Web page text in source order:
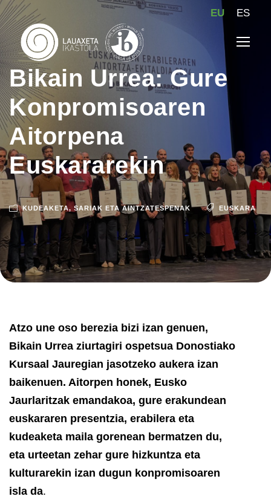
EU ES
Bikain Urrea: Gure
Konpromisoaren
Aitorpena
Euskararekin
KUDEAKETA, SARIAK ETA AINTZATESPENAK EUSKARA
Atzo une oso berezia bizi izan genuen,
Bikain Urrea ziurtagiri ospetsua Donostiako
Kursaal Jauregian jasotzeko aukera izan
baikenuen. Aitorpen honek, Eusko
Jaurlaritzak emandakoa, gure erakundean
euskararen presentzia, erabilera eta
kudeaketa maila gorenean bermatzen du,
eta urteetan zehar gure hizkuntza eta
kulturarekin izan dugun konpromisoaren
isla da.